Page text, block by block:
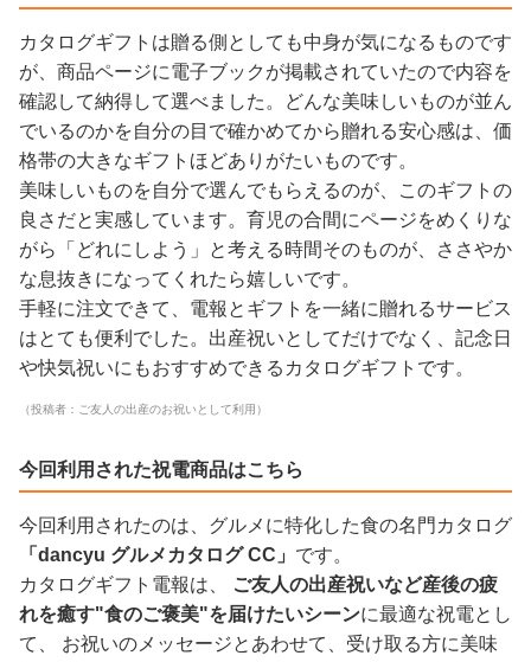
カタログギフトは贈る側としても中身が気になるものです
が、商品ページに電子ブックが掲載されていたので内容を
確認して納得して選べました。どんな美味しいものが並ん
でいるのかを自分の目で確かめてから贈れる安心感は、価
格帯の大きなギフトほどありがたいものです。
美味しいものを自分で選んでもらえるのが、このギフトの
良さだと実感しています。育児の合間にページをめくりな
がら「どれにしよう」と考える時間そのものが、ささやか
な息抜きになってくれたら嬉しいです。
手軽に注文できて、電報とギフトを一緒に贈れるサービス
はとても便利でした。出産祝いとしてだけでなく、記念日
や快気祝いにもおすすめできるカタログギフトです。
（投稿者：ご友人の出産のお祝いとして利用）
今回利用された祝電商品はこちら
今回利用されたのは、グルメに特化した食の名門カタログ
「dancyu グルメカタログ CC」 です。
カタログギフト電報は、
ご友人の出産祝いなど産後の疲
れを癒す"食のご褒美"を届けたいシーンに最適な祝電とし
て、 お祝いのメッセージとあわせて、受け取る方に美味